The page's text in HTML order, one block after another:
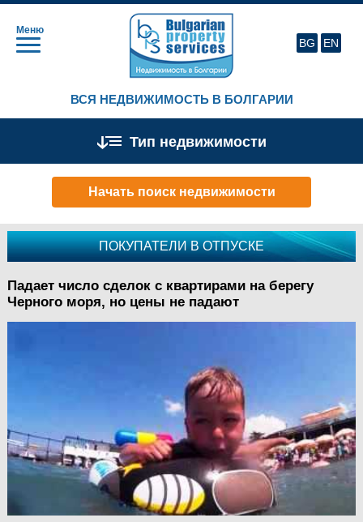
Меню
ВСЯ НЕДВИЖИМОСТЬ В БОЛГАРИИ
BG EN
Тип недвижимости
Начать поиск недвижимости
ПОКУПАТЕЛИ В ОТПУСКЕ
Падает число сделок с квартирами на берегу
Черного моря, но цены не падают